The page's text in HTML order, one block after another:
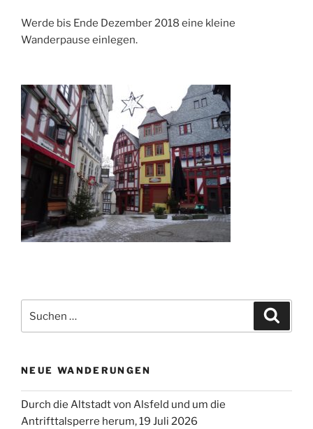
Werde bis Ende Dezember 2018 eine kleine
Wanderpause einlegen.
nach:
NEUE WANDERUNGEN
Durch die Altstadt von Alsfeld und um die
Antrifttalsperre herum, 19 Juli 2026